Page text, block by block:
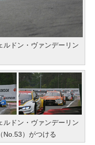
ルドン・ヴァンデーリン
ルドン・ヴァンデーリン
No.53）がつける